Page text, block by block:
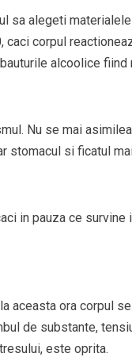
sa alegeti
corpul
alcoolice fiind
Nu se mai
stomacul si ficatul
in pauza ce
aceasta ora corpul
de substante,
este oprita.